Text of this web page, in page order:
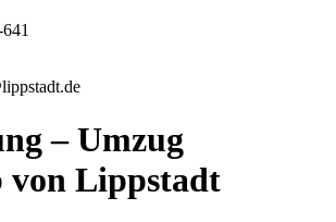
– Umzug
von Lippstadt